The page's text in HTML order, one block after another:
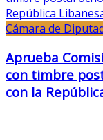
Cámara de
Aprueba
con timbre
con la